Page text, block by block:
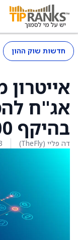
חדשות שוק ההון
אג"ח
בהיקף 600 מיליון דולר
דה פליי (TheFly) 23